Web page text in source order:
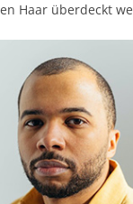
Haar überdeckt